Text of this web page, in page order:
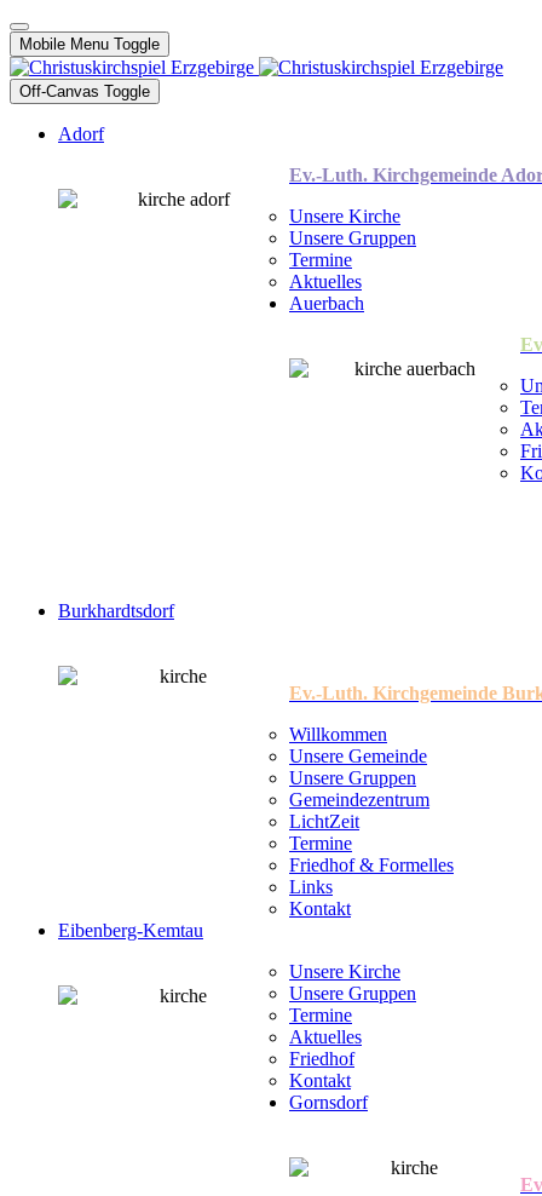
Mobile Menu Toggle
Off-Canvas Toggle
Adorf
Ev.-Luth. Kirchgemeinde
Unsere Kirche
Unsere Gruppen
Termine
Aktuelles
Auerbach
Burkhardtsdorf
Ev.-Luth. Kirchgemeinde
Willkommen
Unsere Gemeinde
Unsere Gruppen
Gemeindezentrum
LichtZeit
Termine
Friedhof & Formelles
Links
Kontakt
Eibenberg-Kemtau
Unsere Kirche
Unsere Gruppen
Termine
Aktuelles
Friedhof
Kontakt
Gornsdorf